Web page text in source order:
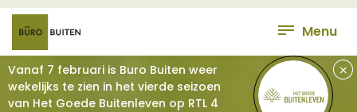
Menu
Vanaf 7 februari is Buro Buiten weer
wekelijks te zien in het vierde seizoen
van Het Goede Buitenleven op RTL 4
+